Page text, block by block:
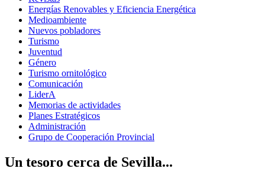
Energías Renovables y Eficiencia Energética
Medioambiente
Nuevos pobladores
Turismo
Juventud
Género
Turismo ornitológico
Comunicación
LiderA
Memorias de actividades
Planes Estratégicos
Administración
Grupo de Cooperación Provincial
Un tesoro cerca de Sevilla...